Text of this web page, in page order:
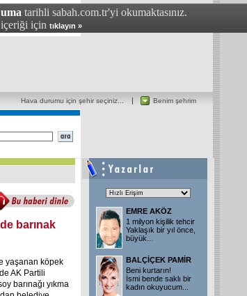
tarihli sabah.com.tr'yi okumaktasınız.
için tıklayın »
Benim şehrim
Hava durumu için şehir seçiniz...
barınak
yaşanan köpek
AK Partili
barınağı yıkma
EMRE AKÖZ
1 milyon kişilik tehcir
Yaklaşık bir yıl önce,
büyük...
BALÇİÇEK PAMİR
Beni kurtarın!
İsmi bende saklı bir
kadın okuyucum...